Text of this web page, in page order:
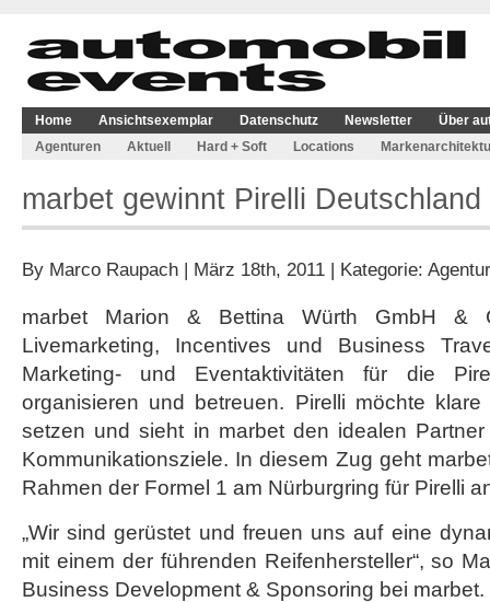
Home Ansichtsexemplar Datenschutz Newsletter
Über
Agenturen
Aktuell Hard + Soft Locations
marbet gewinnt Pirelli
By Marco Raupach | März 18th, 2011 | Kategorie:
marbet Marion & Bettina Würth GmbH &
Livemarketing, Incentives und Business
Marketing- und Eventaktivitäten für die
organisieren und betreuen. Pirelli möchte
setzen und sieht in marbet den idealen
Kommunikationsziele. In diesem Zug geht
Rahmen der Formel 1 am Nürburgring für Pirelli
„Wir sind gerüstet und freuen uns auf eine
mit einem der führenden Reifenhersteller“, so
Business Development & Sponsoring bei marbet.